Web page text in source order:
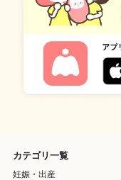
カテゴリ一覧
妊娠・出産